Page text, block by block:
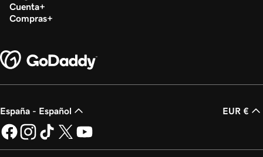
Cuenta
Compras
España - Español EUR €